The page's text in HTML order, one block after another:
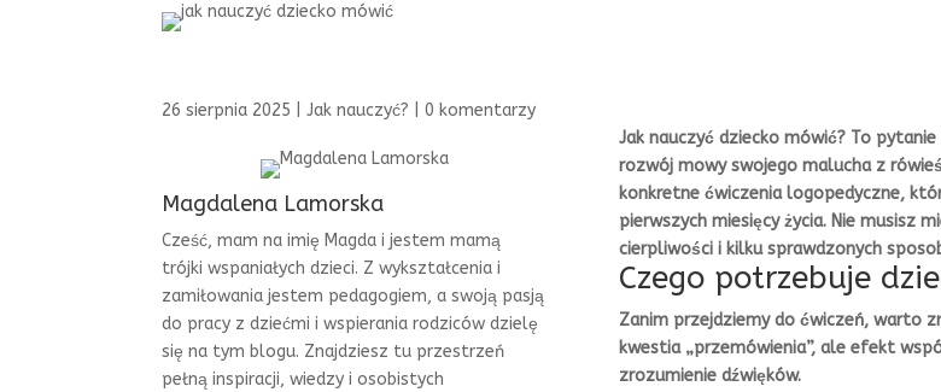
26 sierpnia 2025 |Jak nauczyć? |0 komentarzy
Magdalena Lamorska
Cześć, mam na imię Magda i jestem mamą
trójki wspaniałych dzieci. Z wykształcenia i
zamiłowania jestem pedagogiem, a swoją pasją
do pracy z dziećmi i wspierania rodziców dzielę
się na tym blogu. Znajdziesz tu przestrzeń
pełną inspiracji, wiedzy i osobistych
Jak nauczyć dziecko mówić? To
rozwój mowy swojego malucha z
konkretne ćwiczenia logopedyczne,
pierwszych miesięcy życia. Nie musisz
cierpliwości i kilku sprawdzonych
Czego potrzebuje
Zanim przejdziemy do ćwiczeń, warto
kwestia „przemówienia”, ale efekt
zrozumienie dźwięków.